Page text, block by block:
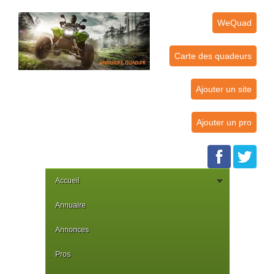
WeQuad
Carte des quadeurs
Ajouter un site
Ajouter un pro
Accueil
Annuaire
Annonces
Pros